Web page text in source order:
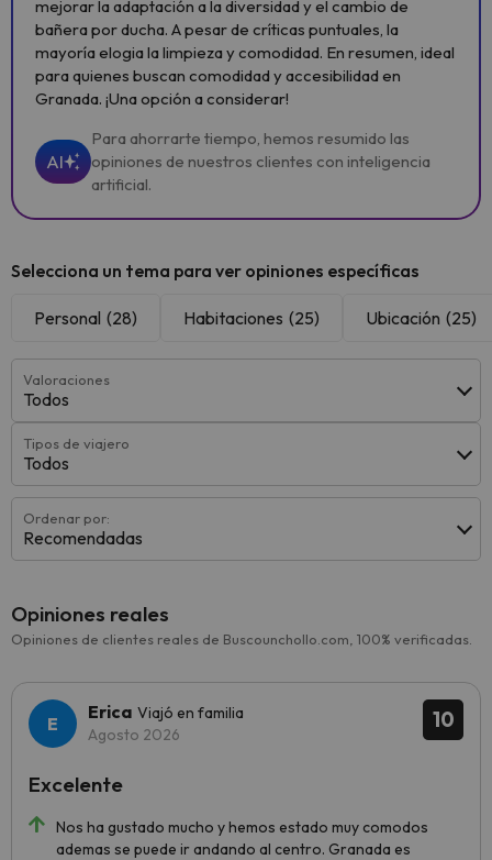
mejorar la adaptación a la diversidad y el cambio de
bañera por ducha. A pesar de críticas puntuales, la
mayoría elogia la limpieza y comodidad. En resumen, ideal
para quienes buscan comodidad y accesibilidad en
Granada. ¡Una opción a considerar!
AI
Para ahorrarte tiempo, hemos resumido las
opiniones de nuestros clientes con inteligencia
artificial.
Selecciona un tema para ver opiniones específicas
Personal (28) Habitaciones (25) Ubicación (25)
Valoraciones
Todos
Tipos de viajero
Todos
Ordenar por:
Recomendadas
Opiniones reales
Opiniones de clientes reales de Buscounchollo.com, 100% verificadas.
10
Erica Viajó en familia
Agosto 2026
Nos ha gustado mucho y hemos estado muy comodos
ademas se puede ir andando al centro. Granada es
Excelente